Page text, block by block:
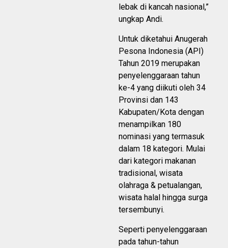
lebak di kancah nasional,”
ungkap Andi.
Untuk diketahui Anugerah
Pesona Indonesia (API)
Tahun 2019 merupakan
penyelenggaraan tahun
ke-4 yang diikuti oleh 34
Provinsi dan 143
Kabupaten/Kota dengan
menampilkan 180
nominasi yang termasuk
dalam 18 kategori. Mulai
dari kategori makanan
tradisional, wisata
olahraga & petualangan,
wisata halal hingga surga
tersembunyi.
Seperti penyelenggaraan
pada tahun-tahun